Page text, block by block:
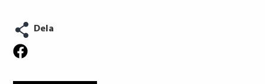
Dela